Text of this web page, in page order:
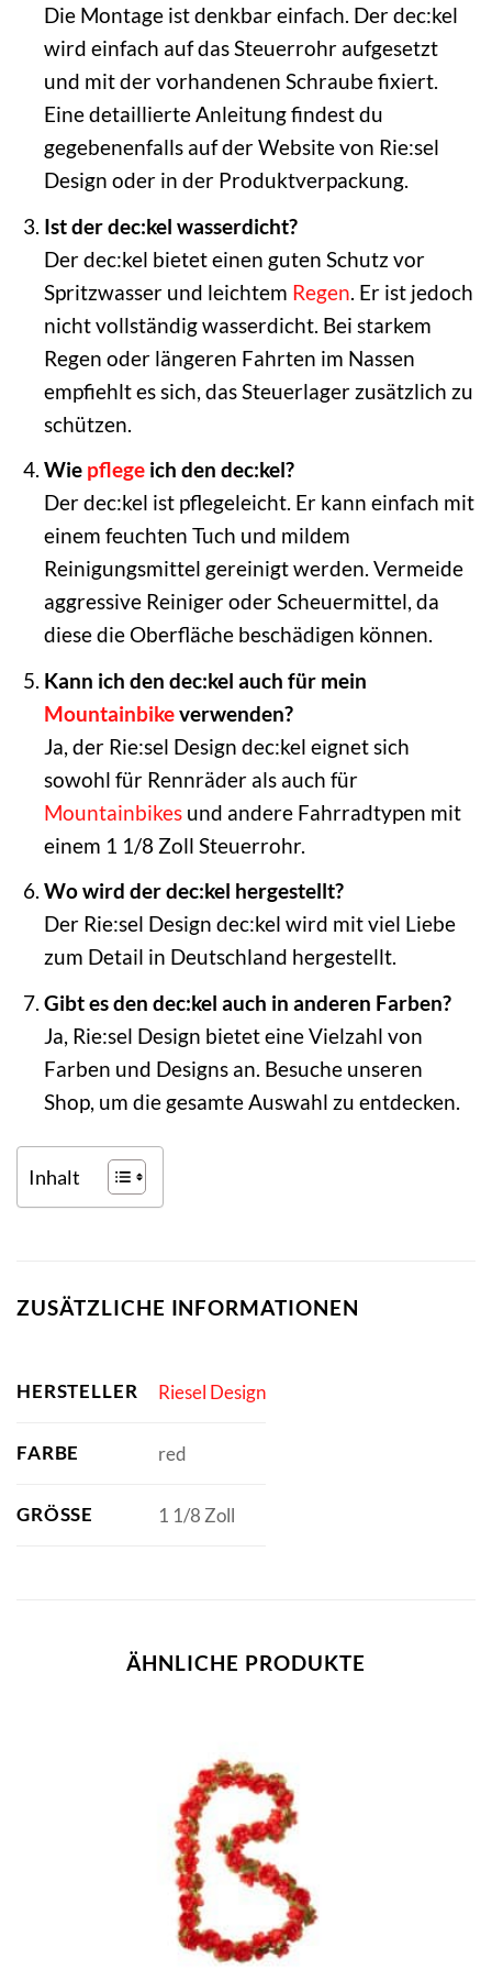
Die Montage ist denkbar einfach. Der dec:kel
wird einfach auf das Steuerrohr aufgesetzt
und mit der vorhandenen Schraube fixiert.
Eine detaillierte Anleitung findest du
gegebenenfalls auf der Website von Rie:sel
Design oder in der Produktverpackung.
Ist der dec:kel wasserdicht?
Der dec:kel bietet einen guten Schutz vor
Spritzwasser und leichtem Regen . Er ist jedoch
nicht vollständig wasserdicht. Bei starkem
Regen oder längeren Fahrten im Nassen
empfiehlt es sich, das Steuerlager zusätzlich zu
schützen.
Wie pflegeich den dec:kel?
Der dec:kel ist pflegeleicht. Er kann einfach mit
einem feuchten Tuch und mildem
Reinigungsmittel gereinigt werden. Vermeide
aggressive Reiniger oder Scheuermittel, da
diese die Oberfläche beschädigen können.
Kann ich den dec:kel auch für mein
Mountainbikeverwenden?
Ja, der Rie:sel Design dec:kel eignet sich
sowohl für Rennräder als auch für
Mountainbikesund andere Fahrradtypen mit
einem 1 1/8 Zoll Steuerrohr.
Wo wird der dec:kel hergestellt?
Der Rie:sel Design dec:kel wird mit viel Liebe
zum Detail in Deutschland hergestellt.
Gibt es den dec:kel auch in anderen Farben?
Ja, Rie:sel Design bietet eine Vielzahl von
Farben und Designs an. Besuche unseren
Shop, um die gesamte Auswahl zu entdecken.
Inhalt
ZUSÄTZLICHE INFORMATIONEN
HERSTELLER Riesel Design
FARBE red
GRÖSSE 1 1/8 Zoll
ÄHNLICHE PRODUKTE